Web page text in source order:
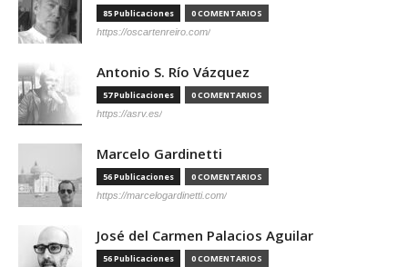
85 Publicaciones 0 COMENTARIOS
https://oscartenreiro.com/
Antonio S. Río Vázquez
57 Publicaciones 0 COMENTARIOS
https://asrv.es/
Marcelo Gardinetti
56 Publicaciones 0 COMENTARIOS
https://marcelogardinetti.com/
José del Carmen Palacios Aguilar
56 Publicaciones 0 COMENTARIOS